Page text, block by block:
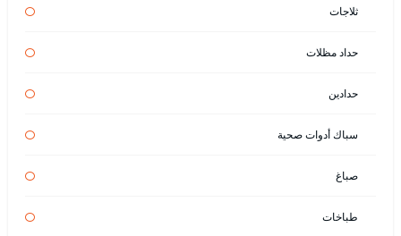
ثلاجات
حداد مظلات
حدادين
سباك أدوات صحية
صباغ
طباخات